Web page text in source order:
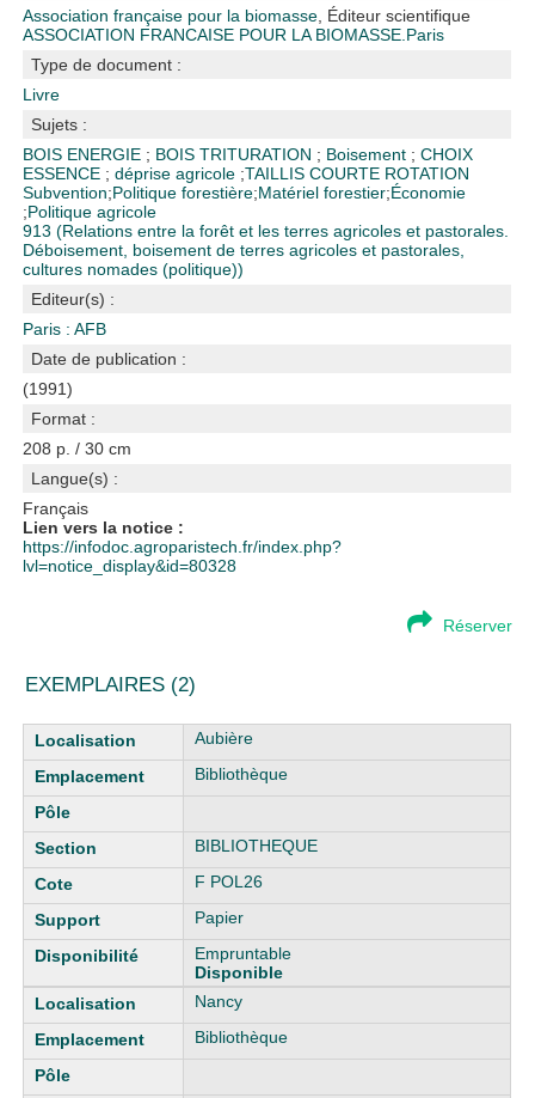
Association française pour la biomasse , Éditeur scientifique
ASSOCIATION FRANCAISE POUR LA BIOMASSE.Paris
Type de document :
Livre
Sujets :
BOIS ENERGIE ; BOIS TRITURATION ; Boisement ;CHOIX
ESSENCE ;déprise agricole ;TAILLIS COURTE ROTATION
Subvention;Politique forestière;Matériel forestier;Économie
;Politique agricole
913 (Relations entre la forêt et les terres agricoles et pastorales.
Déboisement, boisement de terres agricoles et pastorales,
cultures nomades (politique))
Editeur(s) :
Paris : AFB
Date de publication :
(1991)
Format :
208 p. / 30 cm
Langue(s) :
Français
Lien vers la notice :
https://infodoc.agroparistech.fr/index.php?
lvl=notice_display&id=80328
Réserver
EXEMPLAIRES (2)
Liste des exemplaires
Aubière
Bibliothèque
BIBLIOTHEQUE
F POL26
Papier
Empruntable
Disponible
Nancy
Bibliothèque